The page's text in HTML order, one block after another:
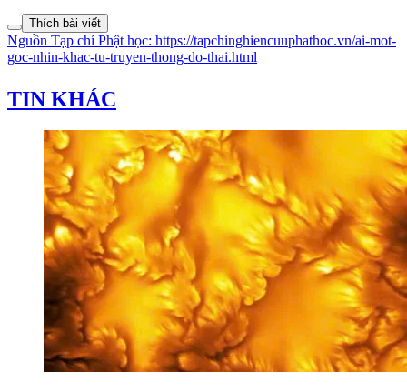
Thích bài viết
Nguồn Tạp chí Phật học: https://tapchinghiencuuphathoc.vn/ai-mot-
goc-nhin-khac-tu-truyen-thong-do-thai.html
TIN KHÁC